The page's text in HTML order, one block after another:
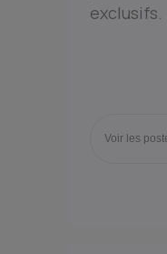
exclusifs.
Voir les